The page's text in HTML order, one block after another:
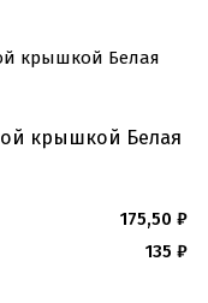
крышкой Белая
175,50 ₽
135 ₽